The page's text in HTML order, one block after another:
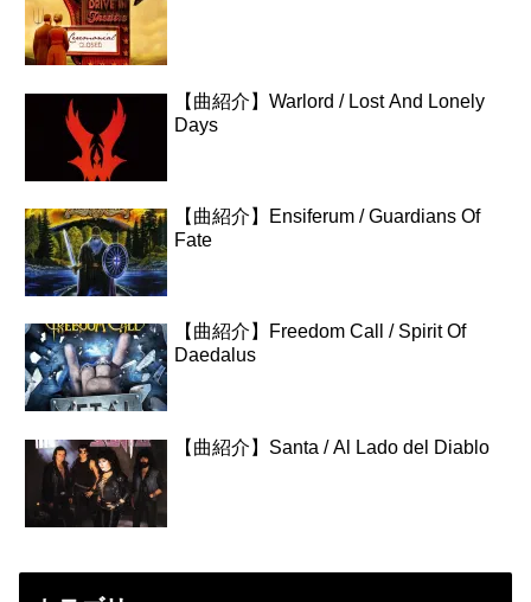
【曲紹介】Warlord / Lost And Lonely
Days
【曲紹介】Ensiferum / Guardians Of
Fate
【曲紹介】Freedom Call / Spirit Of
Daedalus
【曲紹介】Santa / Al Lado del Diablo